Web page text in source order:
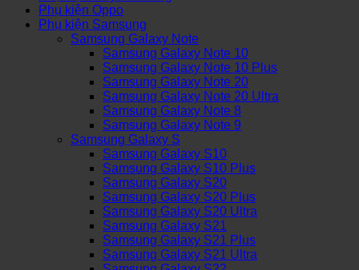
Phụ kiện Oppo
Phụ kiện Samsung
Samsung Galaxy Note
Samsung Galaxy Note 10
Samsung Galaxy Note 10 Plus
Samsung Galaxy Note 20
Samsung Galaxy Note 20 Ultra
Samsung Galaxy Note 8
Samsung Galaxy Note 9
Samsung Galaxy S
Samsung Galaxy S10
Samsung Galaxy S10 Plus
Samsung Galaxy S20
Samsung Galaxy S20 Plus
Samsung Galaxy S20 Ultra
Samsung Galaxy S21
Samsung Galaxy S21 Plus
Samsung Galaxy S21 Ultra